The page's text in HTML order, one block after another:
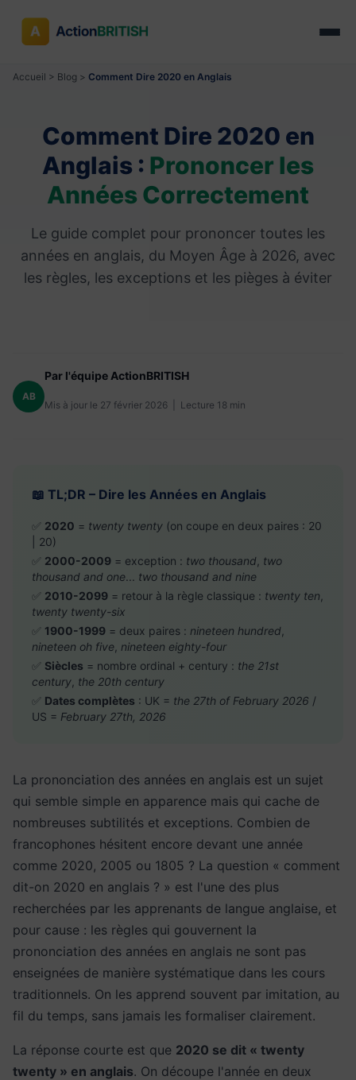
Accueil > Blog > Comment Dire 2020 en Anglais
Comment Dire 2020 en
Anglais : Prononcer les
Années Correctement
Le guide complet pour prononcer toutes les
années en anglais, du Moyen Âge à 2026, avec
les règles, les exceptions et les pièges à éviter
AB
Par l'équipe ActionBRITISH
Mis à jour le 27 février 2026 | Lecture 18 min
📖 TL;DR – Dire les Années en Anglais
✅ 2020 = twenty twenty (on coupe en deux paires : 20
| 20)
✅ 2000-2009 = exception : two thousand two
thousand and one... two thousand and nine
✅ 2010-2099 = retour à la règle classique : twenty ten
twenty twenty-six
✅ 1900-1999 = deux paires : nineteen hundred
nineteen oh five nineteen eighty-four
✅ Siècles = nombre ordinal + century : the 21st
century the 20th century
✅ Dates complètes : UK = the 27th of February 2026 /
US = February 27th, 2026
La prononciation des années en anglais est un sujet
qui semble simple en apparence mais qui cache de
nombreuses subtilités et exceptions. Combien de
francophones hésitent encore devant une année
comme 2020, 2005 ou 1805 ? La question « comment
dit-on 2020 en anglais ? » est l'une des plus
recherchées par les apprenants de langue anglaise, et
pour cause : les règles qui gouvernent la
prononciation des années en anglais ne sont pas
enseignées de manière systématique dans les cours
traditionnels. On les apprend souvent par imitation, au
fil du temps, sans jamais les formaliser clairement.
La réponse courte est que 2020 se dit « twenty
twenty » en anglais. On découpe l'année en deux